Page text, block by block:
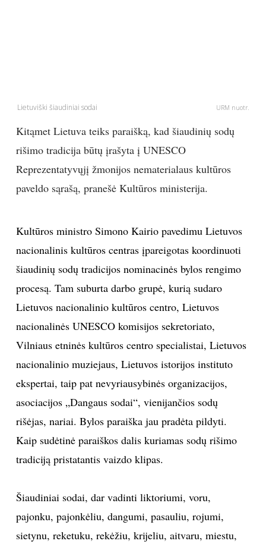
KULTŪRA
LAISVALAIKIS
MUZIKA
TEATRAS
SPORTAS
MENAS
ORAI
ĮDOMYBĖS
KNYGOS
Lietuviški šiaudiniai sodai URM nuotr.
Kitąmet Lietuva teiks paraišką, kad šiaudinių sodų
rišimo tradicija būtų įrašyta į UNESCO
Reprezentatyvųjį žmonijos nematerialaus kultūros
paveldo sąrašą, pranešė Kultūros ministerija.
Kultūros ministro Simono Kairio pavedimu Lietuvos
nacionalinis kultūros centras įpareigotas koordinuoti
šiaudinių sodų tradicijos nominacinės bylos rengimo
procesą. Tam suburta darbo grupė, kurią sudaro
Lietuvos nacionalinio kultūros centro, Lietuvos
nacionalinės UNESCO komisijos sekretoriato,
Vilniaus etninės kultūros centro specialistai, Lietuvos
nacionalinio muziejaus, Lietuvos istorijos instituto
ekspertai, taip pat nevyriausybinės organizacijos,
asociacijos „Dangaus sodai“, vienijančios sodų
rišėjas, nariai. Bylos paraiška jau pradėta pildyti.
Kaip sudėtinė paraiškos dalis kuriamas sodų rišimo
tradiciją pristatantis vaizdo klipas.
Šiaudiniai sodai, dar vadinti liktoriumi, voru,
pajonku, pajonkėliu, dangumi, pasauliu, rojumi,
sietynu, reketuku, rekėžiu, krijeliu, aitvaru, miestu,